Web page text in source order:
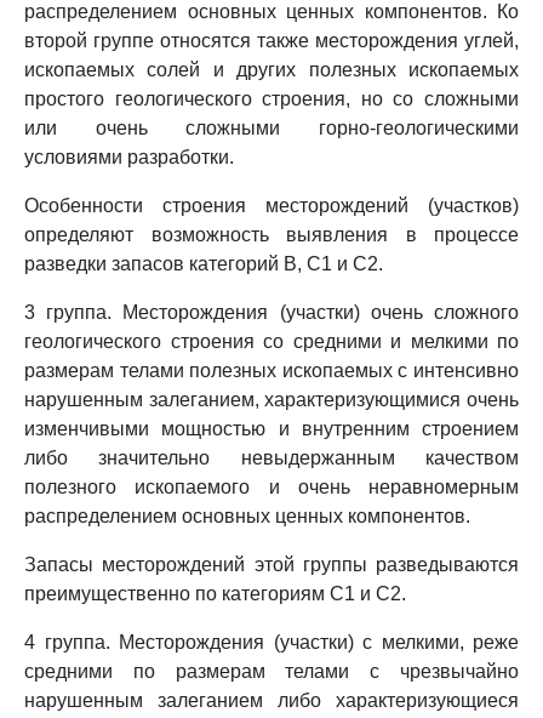
распределением основных ценных компонентов. Ко
второй группе относятся также месторождения углей,
ископаемых солей и других полезных ископаемых
простого геологического строения, но со сложными
или очень сложными горно-геологическими
условиями разработки.
Особенности строения месторождений (участков)
определяют возможность выявления в процессе
разведки запасов категорий B, C1 и C2.
3 группа. Месторождения (участки) очень сложного
геологического строения со средними и мелкими по
размерам телами полезных ископаемых с интенсивно
нарушенным залеганием, характеризующимися очень
изменчивыми мощностью и внутренним строением
либо значительно невыдержанным качеством
полезного ископаемого и очень неравномерным
распределением основных ценных компонентов.
Запасы месторождений этой группы разведываются
преимущественно по категориям C1 и C2.
4 группа. Месторождения (участки) с мелкими, реже
средними по размерам телами с чрезвычайно
нарушенным залеганием либо характеризующиеся